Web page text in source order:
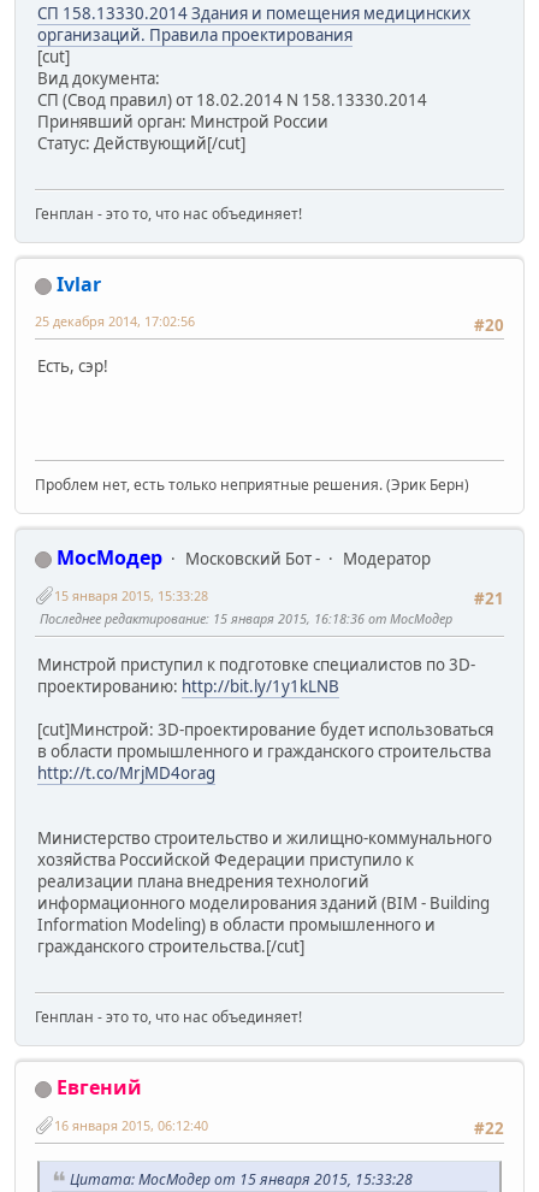
СП 158.13330.2014 Здания и помещения медицинских
организаций. Правила проектирования
[cut]
Вид документа:
СП (Свод правил) от 18.02.2014 N 158.13330.2014
Принявший орган: Минстрой России
Статус: Действующий[/cut]
Генплан - это то, что нас объединяет!
Ivlar
#20
25 декабря 2014, 17:02:56
Есть, сэр!
Проблем нет, есть только неприятные решения. (Эрик Берн)
МосМодер Московский Бот -
Модератор
#21
15 января 2015, 15:33:28
Последнее редактирование: 15 января 2015, 16:18:36 от МосМодер
Минстрой приступил к подготовке специалистов по 3D-
проектированию: http://bit.ly/1y1kLNB
[cut]Минстрой: 3D-проектирование будет использоваться
в области промышленного и гражданского строительства
http://t.co/MrjMD4orag
Министерство строительство и жилищно-коммунального
хозяйства Российской Федерации приступило к
реализации плана внедрения технологий
информационного моделирования зданий (BIM - Building
Information Modeling) в области промышленного и
гражданского строительства.[/cut]
Генплан - это то, что нас объединяет!
Евгений
#22
16 января 2015, 06:12:40
Цитата: МосМодер от 15 января 2015, 15:33:28